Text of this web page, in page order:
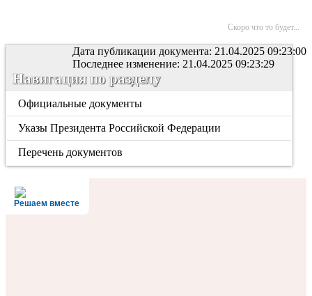
Скоро что то будет...
Дата публикации документа: 21.04.2025 09:23:00
Последнее изменение: 21.04.2025 09:23:29
Навигация по разделу
Официальные документы
Указы Президента Российской Федерации
Перечень документов
Решаем вместе